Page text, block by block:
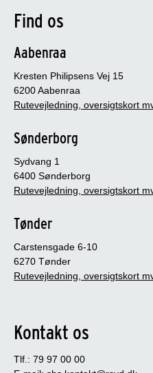
Find os
Aabenraa
Kresten Philipsens Vej 15
6200 Aabenraa
Rutevejledning, oversigtskort
Sønderborg
Sydvang 1
6400 Sønderborg
Rutevejledning, oversigtskort
Tønder
Carstensgade 6-10
6270 Tønder
Rutevejledning, oversigtskort
Kontakt os
Tlf.: 79 97 00 00